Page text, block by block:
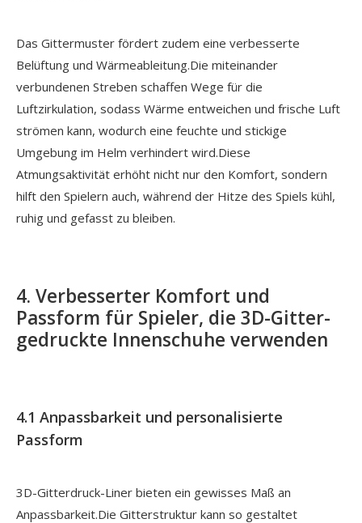
Das Gittermuster fördert zudem eine verbesserte
Belüftung und Wärmeableitung.Die miteinander
verbundenen Streben schaffen Wege für die
Luftzirkulation, sodass Wärme entweichen und frische Luft
strömen kann, wodurch eine feuchte und stickige
Umgebung im Helm verhindert wird.Diese
Atmungsaktivität erhöht nicht nur den Komfort, sondern
hilft den Spielern auch, während der Hitze des Spiels kühl,
ruhig und gefasst zu bleiben.
4. Verbesserter Komfort und
Passform für Spieler, die 3D-Gitter-
gedruckte Innenschuhe verwenden
4.1 Anpassbarkeit und personalisierte
Passform
3D-Gitterdruck-Liner bieten ein gewisses Maß an
Anpassbarkeit.Die Gitterstruktur kann so gestaltet